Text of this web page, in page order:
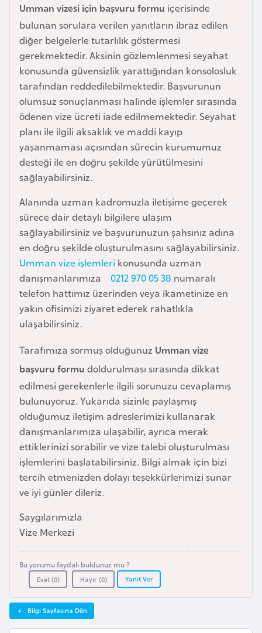
Umman vizesi için başvuru formu içerisinde
bulunan sorulara verilen yanıtların ibraz edilen
diğer belgelerle tutarlılık göstermesi
gerekmektedir. Aksinin gözlemlenmesi seyahat
konusunda güvensizlik yarattığından konsolosluk
tarafından reddedilebilmektedir. Başvurunun
olumsuz sonuçlanması halinde işlemler sırasında
ödenen vize ücreti iade edilmemektedir. Seyahat
planı ile ilgili aksaklık ve maddi kayıp
yaşanmaması açısından sürecin kurumumuz
desteği ile en doğru şekilde yürütülmesini
sağlayabilirsiniz.
Alanında uzman kadromuzla iletişime geçerek
sürece dair detaylı bilgilere ulaşım
sağlayabilirsiniz ve başvurunuzun şahsınız adına
en doğru şekilde oluşturulmasını sağlayabilirsiniz.
Umman vize işlemleri konusunda uzman
danışmanlarımıza
0212 970 05 38 numaralı
telefon hattımız üzerinden veya ikametinize en
yakın ofisimizi ziyaret ederek rahatlıkla
ulaşabilirsiniz.
Tarafımıza sormuş olduğunuz Umman vize
başvuru formu doldurulması sırasında dikkat
edilmesi gerekenlerle ilgili sorunuzu cevaplamış
bulunuyoruz. Yukarıda sizinle paylaşmış
olduğumuz iletişim adreslerimizi kullanarak
danışmanlarımıza ulaşabilir, ayrıca merak
ettiklerinizi sorabilir ve vize talebi oluşturulması
işlemlerini başlatabilirsiniz. Bilgi almak için bizi
tercih etmenizden dolayı teşekkürlerimizi sunar
ve iyi günler dileriz.
Saygılarımızla
Vize Merkezi
Bu yorumu faydalı buldunuz mu ?
Evet (0) Hayır (0) Yanıt Ver
Bilgi Sayfasına Dön
a
y
i
r
C
i
u
t
i
Ç
i
n
D
a
i
a
r
a
D
e
m
o
k
a
t
i
k
o
n
g